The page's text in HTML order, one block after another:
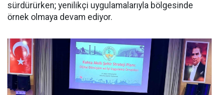
sürdürürken; yenilikçi uygulamalarıyla bölgesinde
örnek olmaya devam ediyor.